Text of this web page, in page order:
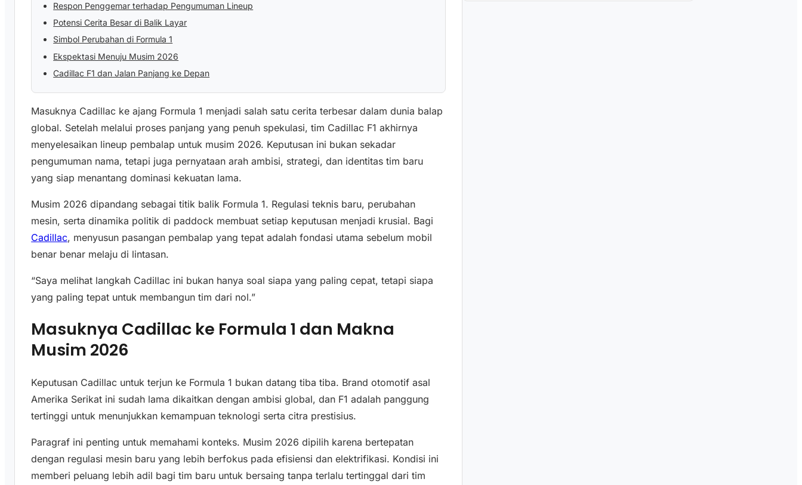
Respon Penggemar terhadap Pengumuman Lineup
Potensi Cerita Besar di Balik Layar
Simbol Perubahan di Formula 1
Ekspektasi Menuju Musim 2026
Cadillac F1 dan Jalan Panjang ke Depan
Masuknya Cadillac ke ajang Formula 1 menjadi salah satu cerita terbesar dalam dunia balap
global. Setelah melalui proses panjang yang penuh spekulasi, tim Cadillac F1 akhirnya
menyelesaikan lineup pembalap untuk musim 2026. Keputusan ini bukan sekadar
pengumuman nama, tetapi juga pernyataan arah ambisi, strategi, dan identitas tim baru
yang siap menantang dominasi kekuatan lama.
Musim 2026 dipandang sebagai titik balik Formula 1. Regulasi teknis baru, perubahan
mesin, serta dinamika politik di paddock membuat setiap keputusan menjadi krusial. Bagi
Cadillac, menyusun pasangan pembalap yang tepat adalah fondasi utama sebelum mobil
benar benar melaju di lintasan.
“Saya melihat langkah Cadillac ini bukan hanya soal siapa yang paling cepat, tetapi siapa
yang paling tepat untuk membangun tim dari nol.”
Masuknya Cadillac ke Formula 1 dan Makna
Musim 2026
Keputusan Cadillac untuk terjun ke Formula 1 bukan datang tiba tiba. Brand otomotif asal
Amerika Serikat ini sudah lama dikaitkan dengan ambisi global, dan F1 adalah panggung
tertinggi untuk menunjukkan kemampuan teknologi serta citra prestisius.
Paragraf ini penting untuk memahami konteks. Musim 2026 dipilih karena bertepatan
dengan regulasi mesin baru yang lebih berfokus pada efisiensi dan elektrifikasi. Kondisi ini
memberi peluang lebih adil bagi tim baru untuk bersaing tanpa terlalu tertinggal dari tim